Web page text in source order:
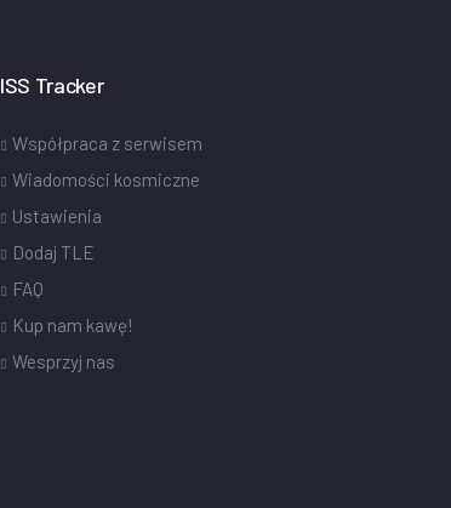
ISS Tracker
Współpraca z serwisem
Wiadomości kosmiczne
Ustawienia
Dodaj TLE
FAQ
Kup nam kawę!
Wesprzyj nas